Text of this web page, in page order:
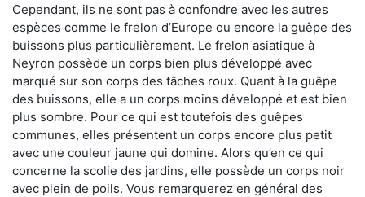
Cependant, ils ne sont pas à confondre avec les autres
espèces comme le frelon d’Europe ou encore la guêpe des
buissons plus particulièrement. Le frelon asiatique à
Neyron possède un corps bien plus développé avec
marqué sur son corps des tâches roux. Quant à la guêpe
des buissons, elle a un corps moins développé et est bien
plus sombre. Pour ce qui est toutefois des guêpes
communes, elles présentent un corps encore plus petit
avec une couleur jaune qui domine. Alors qu’en ce qui
concerne la scolie des jardins, elle possède un corps noir
avec plein de poils. Vous remarquerez en général des